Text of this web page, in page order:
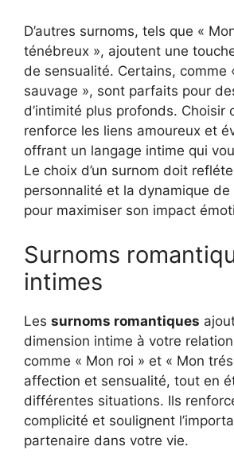
D’autres surnoms, tels que «
ténébreux », ajoutent une
de sensualité. Certains, comme
sauvage », sont parfaits pour
d’intimité plus profonds. Choisir
renforce les liens amoureux et
offrant un langage intime qui
Le choix d’un surnom doit
personnalité et la dynamique
pour maximiser son impact
Surnoms
intimes
Les surnoms romantiques
dimension intime à votre
comme « Mon roi » et « Mon
affection et sensualité, tout en
différentes situations. Ils
complicité et soulignent
partenaire dans votre vie.